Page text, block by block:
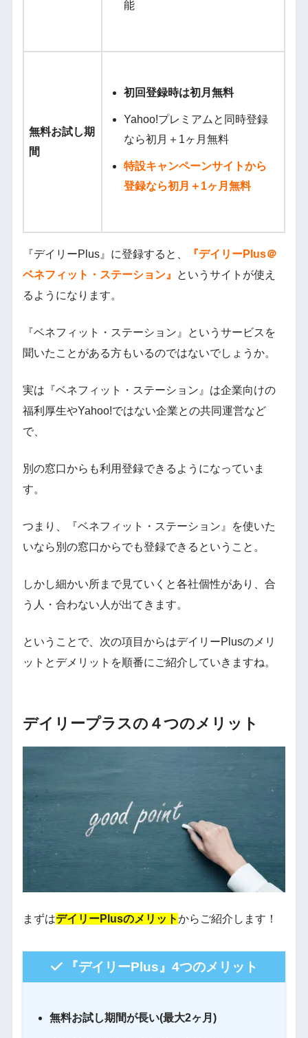
能
無料お試し期
間
初回登録時は初月無料
Yahoo!プレミアムと同時登録
なら初月＋1ヶ月無料
特設キャンペーンサイトから
登録なら初月＋1ヶ月無料
『デイリーPlus』に登録すると、
『デイリーPlus＠
ベネフィット・ステーション』
というサイトが使え
るようになります。
『ベネフィット・ステーション』というサービスを
聞いたことがある方もいるのではないでしょうか。
実は『ベネフィット・ステーション』は企業向けの
福利厚生やYahoo!ではない企業との共同運営など
で、
別の窓口からも利用登録できるようになっていま
す。
つまり、『ベネフィット・ステーション』を使いた
いなら別の窓口からでも登録できるということ。
しかし細かい所まで見ていくと各社個性があり、合
う人・合わない人が出てきます。
ということで、次の項目からはデイリーPlusのメリ
ットとデメリットを順番にご紹介していきますね。
デイリープラスの４つのメリット
まずはデイリーPlusのメリットからご紹介します！
『デイリーPlus』4つのメリット
無料お試し期間が長い(最大2ヶ月)